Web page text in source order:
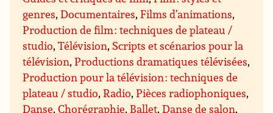
genres,Documentaires,Films d’animations,
Production de film : techniques de plateau /
studio,Télévision, Scripts et scénarios pour la
télévision,Productions dramatiques télévisées,
Production pour la télévision : techniques de
plateau / studio,Radio,Pièces radiophoniques,
Danse,Chorégraphie, Ballet,Danse de salon,